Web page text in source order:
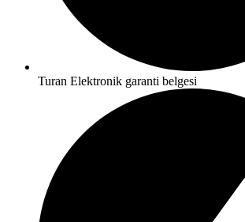
Turan Elektronik garanti belgesi